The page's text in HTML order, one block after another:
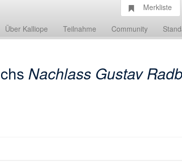
Über Kalliope Teilnahme Community
Merkliste
Nachlass Gustav